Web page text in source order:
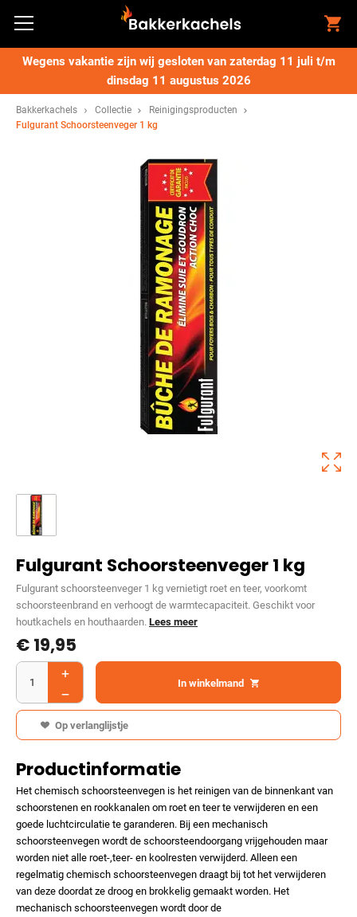
Wegens vakantie zijn wij gesloten van zaterdag 11 juli t/m
dinsdag 11 augustus 2026
Bakkerkachels Collectie
Reinigingsproducten
Fulgurant Schoorsteenveger 1 kg
Fulgurant Schoorsteenveger 1 kg
Fulgurant schoorsteenveger 1 kg vernietigt roet en teer, voorkomt
schoorsteenbrand en verhoogt de warmtecapaciteit. Geschikt voor
houtkachels en houthaarden. Lees meer
€19,95
In winkelmand
Op verlanglijstje
Productinformatie
Het chemisch schoorsteenvegen is het reinigen van de binnenkant van
schoorstenen en rookkanalen om roet en teer te verwijderen en een
goede luchtcirculatie te garanderen. Bij een mechanisch
schoorsteenvegen wordt de schoorsteendoorgang vrijgehouden maar
worden niet alle roet-,teer- en koolresten verwijderd. Alleen een
regelmatig chemisch schoorsteenvegen draagt bij tot het verwijderen
van deze doordat ze droog en brokkelig gemaakt worden. Het
mechanisch schoorsteenvegen wordt door de